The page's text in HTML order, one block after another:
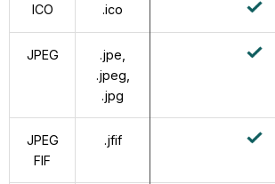
ICO .ico
JPEG
.jpe,
.jpeg,
.jpg
JPEG
FIF
.jfif